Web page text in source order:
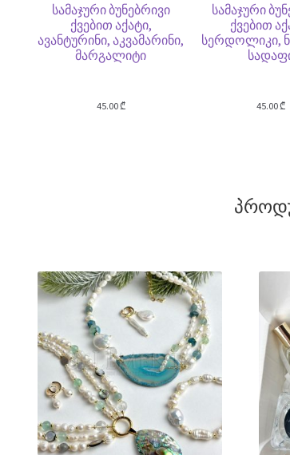
სამაჯური ბუნებრივი
ქვებით აქატი,
ავანტურინი, აკვამარინი,
მარგალიტი
45.00₾
სამაჯური
ქვებით
სერდოლიკი,
45.00₾